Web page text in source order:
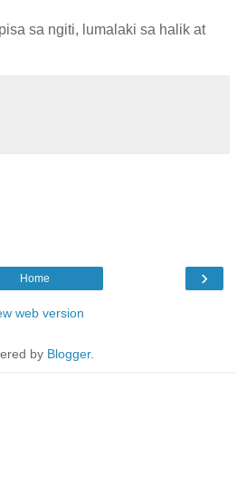
sa ngiti, lumalaki sa halik at
›
Home
web version
by Blogger.